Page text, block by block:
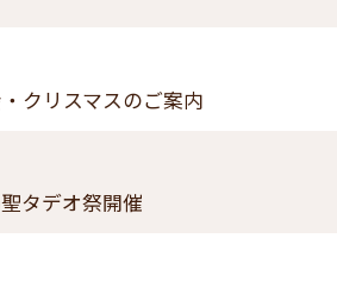
クリスマスのご案内
タデオ祭開催